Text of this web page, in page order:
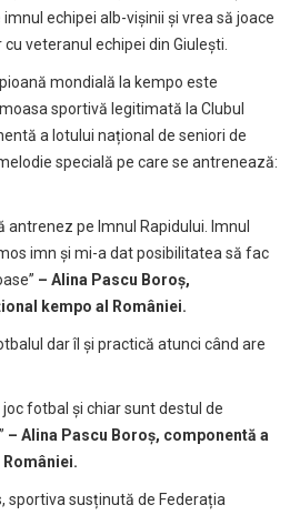
echipei alb-vișinii și vrea să joace
veteranul echipei din Giulești.
mondială la kempo este
sportivă legitimată la Clubul
a lotului național de seniori de
specială pe care se antrenează:
pe Imnul Rapidului. Imnul
imn și mi-a dat posibilitatea să fac
– Alina Pascu Boroș,
kempo al României.
dar îl și practică atunci când are
fotbal și chiar sunt destul de
– Alina Pascu Boroș, componentă a
sportiva susținută de Federația